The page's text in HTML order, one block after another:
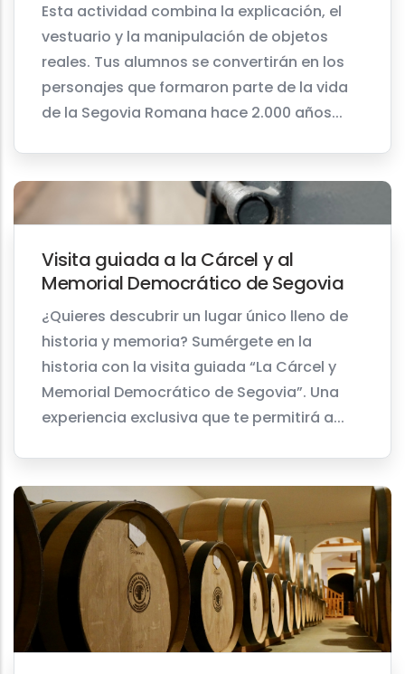
Esta actividad combina la explicación, el
vestuario y la manipulación de objetos
reales. Tus alumnos se convertirán en los
personajes que formaron parte de la vida
de la Segovia Romana hace 2.000 años...
Visita guiada a la Cárcel y al
Memorial Democrático de Segovia
¿Quieres descubrir un lugar único lleno de
historia y memoria? Sumérgete en la
historia con la visita guiada “La Cárcel y
Memorial Democrático de Segovia”. Una
experiencia exclusiva que te permitirá a...